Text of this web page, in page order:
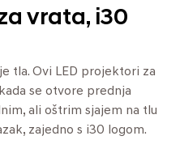
vrata, i30
tla. Ovi LED projektori za
se otvore prednja
ali oštrim sjajem na tlu
zajedno s i30 logom.